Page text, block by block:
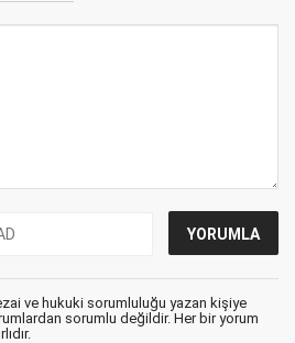
ve hukuki sorumluluğu yazan kişiye
sorumlu değildir. Her bir yorum